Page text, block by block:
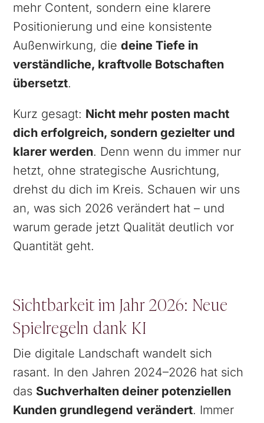
mehr Content, sondern eine klarere
Positionierung und eine konsistente
Außenwirkung, diedeine Tiefe in
verständliche, kraftvolle Botschaften
übersetzt.
Kurz gesagt: Nicht mehr posten macht
dich erfolgreich, sondern gezielter und
klarer werden. Denn wenn du immer nur
hetzt, ohne strategische Ausrichtung,
drehst du dich im Kreis. Schauen wir uns
an, was sich 2026 verändert hat – und
warum gerade jetzt Qualität deutlich vor
Quantität geht.
Sichtbarkeit im Jahr 2026: Neue
Spielregeln dank KI
Die digitale Landschaft wandelt sich
rasant. In den Jahren 2024–2026 hat sich
das Suchverhalten deiner potenziellen
Kunden grundlegend verändert. Immer